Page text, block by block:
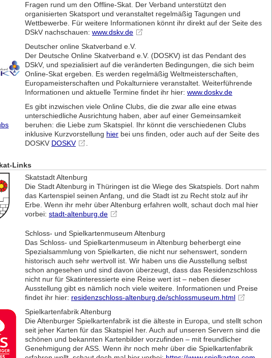
Fragen rund um den Offline-Skat. Der Verband unterstützt den
organisierten Skatsport und veranstaltet regelmäßig Tagungen und
Wettbewerbe. Für weitere Informationen könnt ihr direkt auf der Seite des
DSkV nachschauen: www.dskv.de
Deutscher online Skatverband e.V.
Der Deutsche Online Skatverband e.V. (DOSKV) ist das Pendant des
DSkV, und spezialisiert auf die veränderten Bedingungen, die sich beim
Online-Skat ergeben. Es werden regelmäßig Weltmeisterschaften,
Europameisterschaften und Pokalturniere veranstaltet. Weiterführende
Informationen und aktuelle Termine findet ihr hier: www.doskv.de
Es gibt inzwischen viele Online Clubs, die die zwar alle eine etwas
unterschiedliche Ausrichtung haben, aber auf einer Gemeinsamkeit
beruhen: die Liebe zum Skatspiel. Ihr könnt die verschiedenen Clubs
inklusive Kurzvorstellung hier bei uns finden, oder auch auf der Seite des
DOSKV DOSKV
Links
Skatstadt Altenburg
Die Stadt Altenburg in Thüringen ist die Wiege des Skatspiels. Dort nahm
das Kartenspiel seinen Anfang, und die Stadt ist zu Recht stolz auf ihr
Erbe. Wenn ihr mehr über Altenburg erfahren wollt, schaut doch mal hier
vorbei: stadt-altenburg.de
Schloss- und Spielkartenmuseum Altenburg
Das Schloss- und Spielkartenmuseum in Altenburg beherbergt eine
Spezialsammlung von Spielkarten, die nicht nur sehenswert, sondern
historisch auch sehr wertvoll ist. Wir haben uns die Ausstellung selbst
schon angesehen und sind davon überzeugt, dass das Residenzschloss
nicht nur für Skatinteressierte eine Reise wert ist – neben dieser
Ausstellung gibt es nämlich noch viele weitere. Informationen und Preise
findet ihr hier: residenzschloss-altenburg.de/schlossmuseum.html
Spielkartenfabrik Altenburg
Die Altenburger Spielkartenfabrik ist die älteste in Europa, und stellt schon
seit jeher Karten für das Skatspiel her. Auch auf unseren Servern sind die
schönen und bekannten Kartenbilder vorzufinden – mit freundlicher
Genehmigung der ASS. Wenn ihr noch mehr über die Spielkartenfabrik